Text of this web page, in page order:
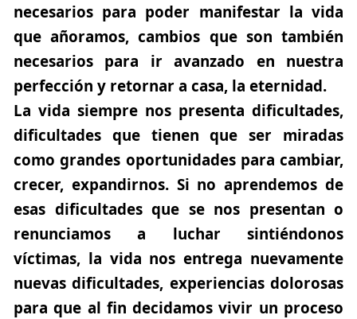
necesarios para poder manifestar la vida
que añoramos, cambios que son también
necesarios para ir avanzado en nuestra
perfección y retornar a casa, la eternidad.
La vida siempre nos presenta dificultades,
dificultades que tienen que ser miradas
como grandes oportunidades para cambiar,
crecer, expandirnos. Si no aprendemos de
esas dificultades que se nos presentan o
renunciamos a luchar sintiéndonos
víctimas, la vida nos entrega nuevamente
nuevas dificultades, experiencias dolorosas
para que al fin decidamos vivir un proceso